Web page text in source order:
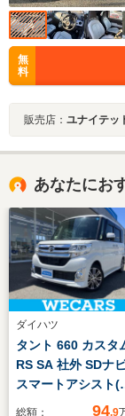
無
料
販売店： ユナイテッ
あなたにお
ダイハツ
タント 660 カスタ
RS SA 社外 SDナ
スマートアシスト(
ヨタ・ダイハツ)/両
総額： 94.9